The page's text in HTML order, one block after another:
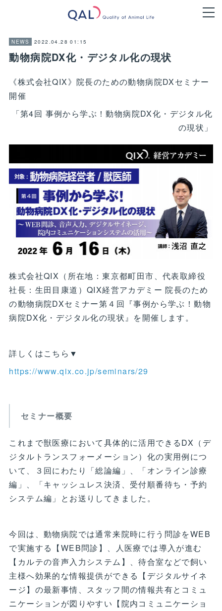
NEWS 2022.04.28 01:15
動物病院DX化・デジタル化の現状
《株式会社QIX》院長のための動物病院DXセミナー
開催
「第4回 事例から学ぶ！動物病院DX化・デジタル化
の現状」
株式会社QIX（所在地：東京都町田市、代表取締役
社長：生田目康道）QIX経営アカデミー 院長のため
の動物病院DXセミナー第４回『事例から学ぶ！動物
病院DX化・デジタル化の現状』を開催します。
詳しくはこちら▼
https://www.qix.co.jp/seminars/29
セミナー概要
これまで獣医療において具体的に活用できるDX（デ
ジタルトランスフォーメーション）化の実用例につ
いて、３回にわたり「総論編」、「オンライン診療
編」、「キャッシュレス決済、受付順番待ち・予約
システム編」とお送りしてきました。
今回は、動物病院では通常来院時に行う問診をWEB
で実施する【WEB問診】、人医療では導入が進む
【カルテの音声入力システム】、待合室などで飼い
主様へ効果的な情報提供ができる【デジタルサイネ
ージ】の最新事情、スタッフ間の情報共有とコミュ
ニケーションが図りやすい【院内コミュニケーショ